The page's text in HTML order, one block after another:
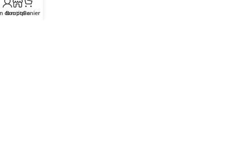
ROBOTIQUE
compte
BoutiquePanier